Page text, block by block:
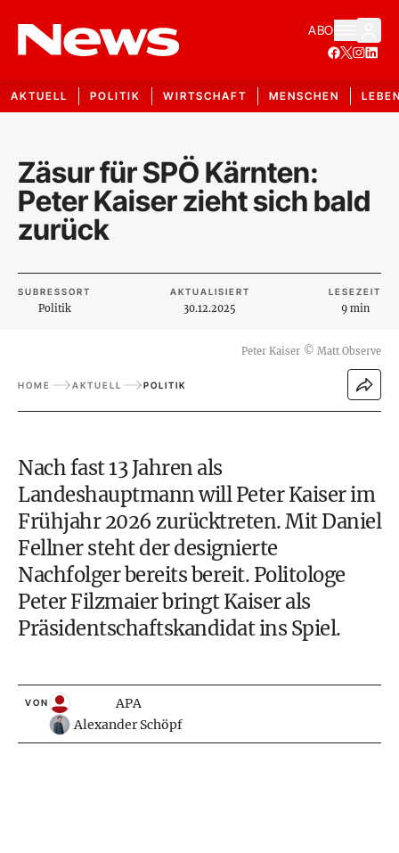
ABO
AKTUELL POLITIK WIRTSCHAFT MENSCHEN
Zäsur für SPÖ Kärnten:
Peter Kaiser zieht sich bald
zurück
SUBRESSORT
Politik
AKTUALISIERT
30.12.2025
LESEZEIT
9 min
Peter Kaiser © Matt Observe
HOME AKTUELL POLITIK
Nach fast 13 Jahren als
Landeshauptmann will Peter Kaiser im
Frühjahr 2026 zurücktreten. Mit Daniel
Fellner steht der designierte
Nachfolger bereits bereit. Politologe
Peter Filzmaier bringt Kaiser als
Präsidentschaftskandidat ins Spiel.
VON
APA
Alexander Schöpf